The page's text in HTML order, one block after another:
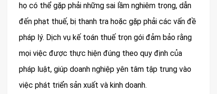
họ có thể gặp phải những sai lầm nghiêm trọng, dẫn
đến phạt thuế, bị thanh tra hoặc gặp phải các vấn đề
pháp lý. Dịch vụ kế toán thuế trọn gói đảm bảo rằng
mọi việc được thực hiện đúng theo quy định của
pháp luật, giúp doanh nghiệp yên tâm tập trung vào
việc phát triển sản xuất và kinh doanh.